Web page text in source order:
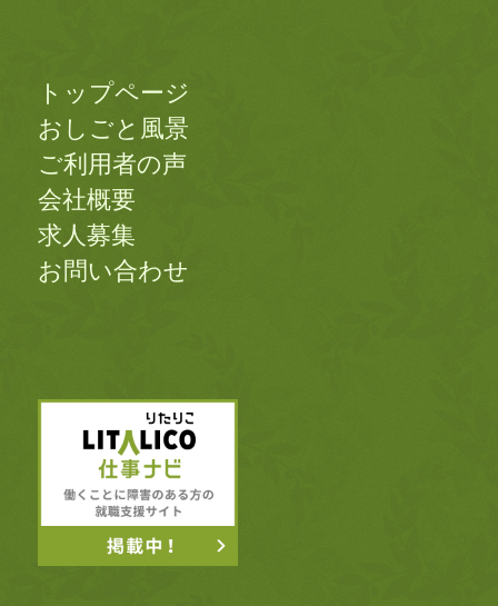
トップページ
おしごと風景
ご利用者の声
会社概要
求人募集
お問い合わせ